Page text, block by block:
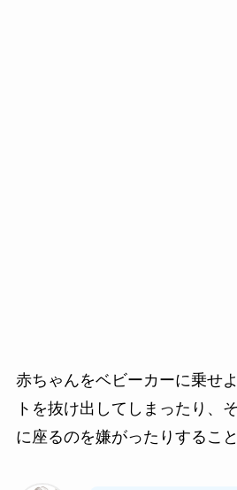
赤ちゃんをベビーカーに乗せ
トを抜け出してしまったり、
に座るのを嫌がったりするこ